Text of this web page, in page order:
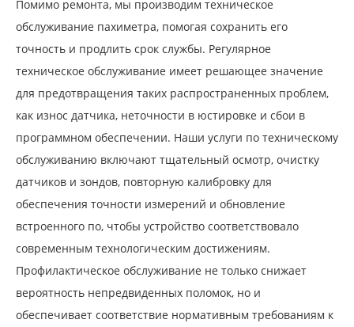
Помимо ремонта, мы производим техническое
обслуживание пахиметра, помогая сохранить его
точность и продлить срок службы. Регулярное
техническое обслуживание имеет решающее значение
для предотвращения таких распространенных проблем,
как износ датчика, неточности в юстировке и сбои в
программном обеспечении. Наши услуги по техническому
обслуживанию включают тщательный осмотр, очистку
датчиков и зондов, повторную калибровку для
обеспечения точности измерений и обновление
встроенного по, чтобы устройство соответствовало
современным технологическим достижениям.
Профилактическое обслуживание не только снижает
вероятность непредвиденных поломок, но и
обеспечивает соответствие нормативным требованиям к